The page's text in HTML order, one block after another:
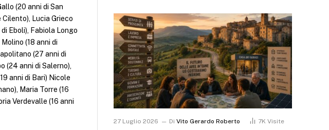
(20 anni di San
Cilento), Lucia Grieco
Eboli), Fabiola Longo
(18 anni di
(27 anni di
(24 anni di Salerno),
anni di Bari) Nicole
Maria Torre (16
Verdevalle (16 anni
27 Luglio 2026 Di Vito Gerardo Roberto 7K Visite